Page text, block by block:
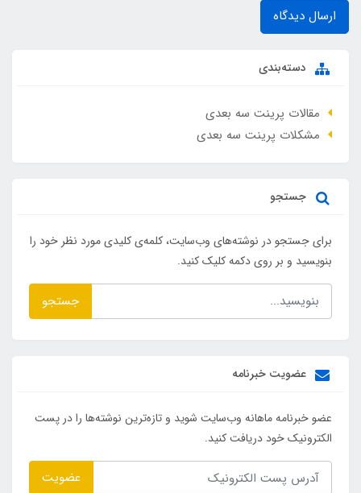
ارسال دیدگاه
دسته‌بندی
مقالات پرینت سه بعدی
مشکلات پرینت سه بعدی
جستجو
برای جستجو در نوشته‌های وب‌سایت، کلمه‌ی کلیدی مورد نظر خود را
بنویسید و بر روی دکمه کلیک کنید.
جستجو
عضویت خبرنامه
عضو خبرنامه ماهانه وب‌سایت شوید و تازه‌ترین نوشته‌ها را در پست
الکترونیک خود دریافت کنید.
عضویت